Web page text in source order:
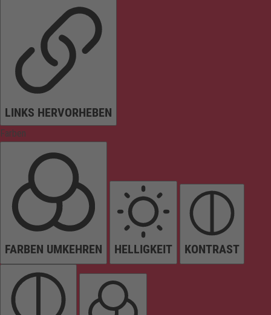
LINKS HERVORHEBEN
Farben
FARBEN UMKEHREN HELLIGKEIT KONTRAST